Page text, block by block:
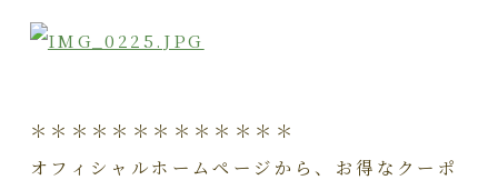
＊＊＊＊＊＊＊＊＊＊＊＊＊
オフィシャルホームページから、お得なクーポ